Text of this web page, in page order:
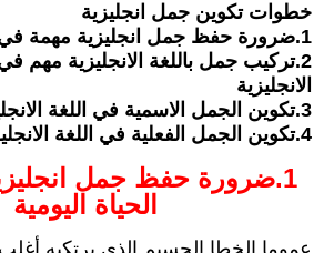
خطوات تكوين جمل انجليزية
1.ضرورة حفظ جمل انجليزية مهمة في الحياة اليومية
2.تركيب جمل باللغة الانجليزية مهم
الانجليزية
3.تكوين الجمل الاسمية في اللغة الانجليزية
4.تكوين الجمل الفعلية في اللغة الانجليزية
1.ضرورة حفظ جمل
الحياة اليومية
عموما الخطا الجسيم الذي يرتكبه